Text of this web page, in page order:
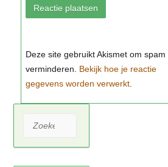
Bekijk hoe je reactie
gegevens worden verwerkt
Zoeken